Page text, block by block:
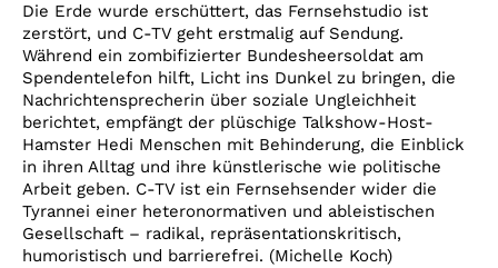
Die Erde wurde erschüttert, das Fernsehstudio ist
zerstört, und C-TV geht erstmalig auf Sendung.
Während ein zombifizierter Bundesheersoldat am
Spendentelefon hilft, Licht ins Dunkel zu bringen, die
Nachrichtensprecherin über soziale Ungleichheit
berichtet, empfängt der plüschige Talkshow-Host-
Hamster Hedi Menschen mit Behinderung, die Einblick
in ihren Alltag und ihre künstlerische wie politische
Arbeit geben. C-TV ist ein Fernsehsender wider die
Tyrannei einer heteronormativen und ableistischen
Gesellschaft – radikal, repräsentationskritisch,
humoristisch und barrierefrei. (Michelle Koch)